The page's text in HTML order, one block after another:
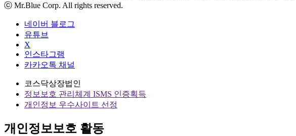
ⓒ Mr.Blue Corp. All rights reserved.
네이버 블로그
유튜브
X
인스타그램
카카오톡 채널
코스닥상장법인
정보보호 관리체계 ISMS 인증획득
개인정보 우수사이트 선정
개인정보보호 활동